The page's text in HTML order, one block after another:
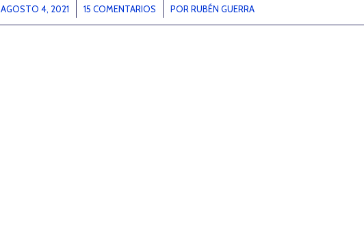
AGOSTO 4, 2021
/ 15 COMENTARIOS
/ POR RUBÉN GUERRA